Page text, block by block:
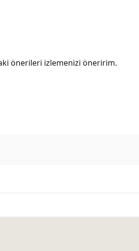
önerileri izlemenizi öneririm.